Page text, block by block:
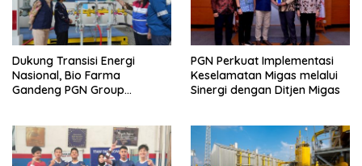
Dukung Transisi Energi
Nasional, Bio Farma
Gandeng PGN Group
PGN Perkuat Implementasi
Keselamatan Migas melalui
Sinergi dengan Ditjen Migas